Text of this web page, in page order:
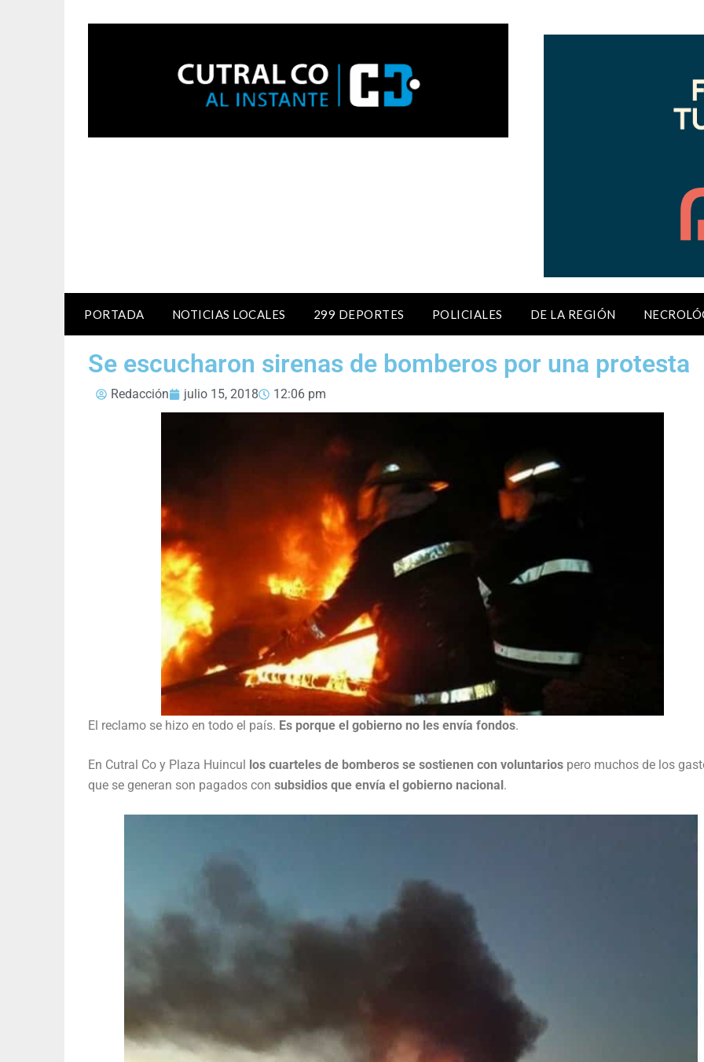
PORTADA NOTICIAS LOCALES 299 DEPORTES POLICIALES DE LA REGIÓN
Se escucharon sirenas de bomberos por una protesta
Redacción julio 15, 2018 12:06 pm
El reclamo se hizo en todo el país. Es porque el gobierno no les envía fondos.
En Cutral Co y Plaza Huincul los cuarteles de bomberos se sostienen con voluntarios pero muchos de los
que se generan son pagados con subsidios que envía el gobierno nacional.